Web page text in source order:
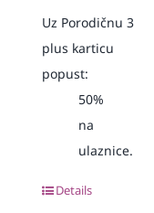
Uz Porodičnu 3
plus karticu
popust:
50%
na
ulaznice.
Details